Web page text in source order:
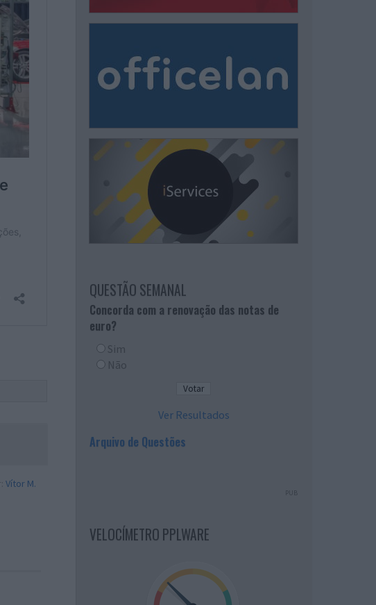
Vítor M.
QUESTÃO SEMANAL
Concorda com a renovação das notas de
euro?
Sim
Não
Ver Resultados
Arquivo de Questões
PUB
VELOCÍMETRO PPLWARE